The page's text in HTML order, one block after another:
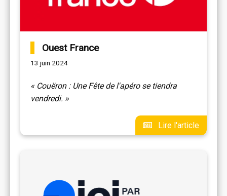
Ouest France
13 juin 2024
« Couëron : Une Fête de l'apéro se tiendra
vendredi. »
Lire l'article